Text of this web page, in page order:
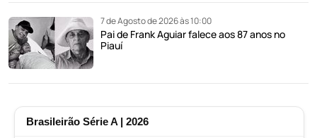
7 de Agosto de 2026 às 10:00
Pai de Frank Aguiar falece aos 87 anos no
Piauí